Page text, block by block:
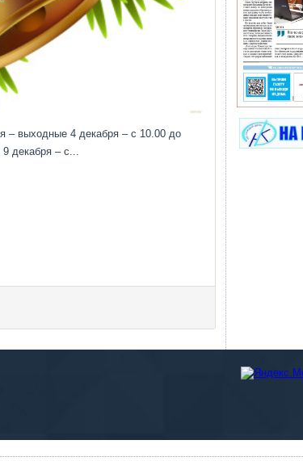
– выходные 4 декабря – с 10.00 до
декабря – с...